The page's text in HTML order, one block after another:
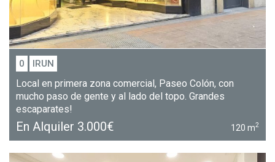
0 IRUN
Local en primera zona comercial, Paseo Colón, con
mucho paso de gente y al lado del topo. Grandes
escaparates!
En Alquiler 3.000€ 120 m2